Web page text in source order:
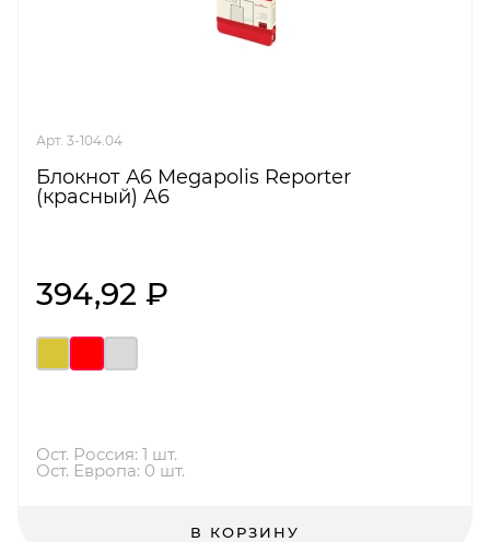
Арт. 3-104.04
Блокнот А6 Megapolis Reporter
(красный) A6
394,92 ₽
Ост. Россия: 1 шт.
Ост. Европа: 0 шт.
В КОРЗИНУ